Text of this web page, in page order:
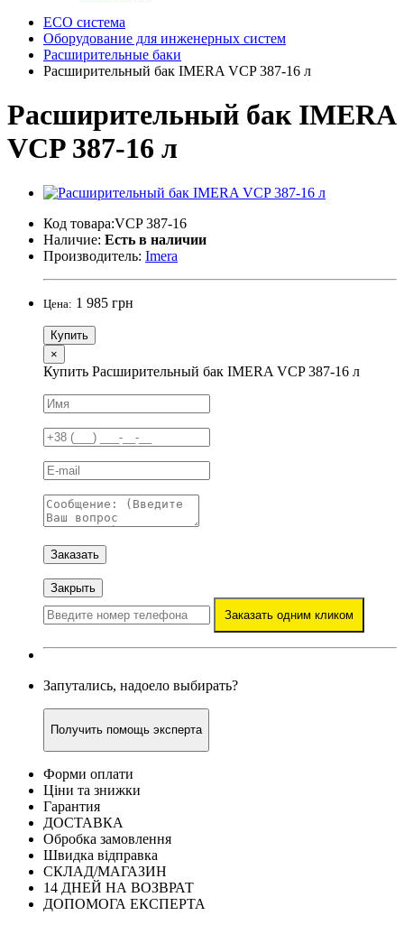
ECO система
Оборудование для инженерных систем
Расширительные баки
Расширительный бак IMERA VCP 387-16 л
Расширительный бак IMERA
VCP 387-16 л
Код товара:VCP 387-16
Наличие: Есть в наличии
Производитель: Imera
Цена: 1 985 грн
Купить
×
Купить Расширительный бак IMERA VCP 387-16 л
Заказать
Закрыть
Заказать одним кликом
Запутались, надоело выбирать?
Получить помощь эксперта
Форми оплати
Ціни та знижки
Гарантия
ДОСТАВКА
Обробка замовлення
Швидка відправка
СКЛАД/МАГАЗИН
14 ДНЕЙ НА ВОЗВРАТ
ДОПОМОГА ЕКСПЕРТА